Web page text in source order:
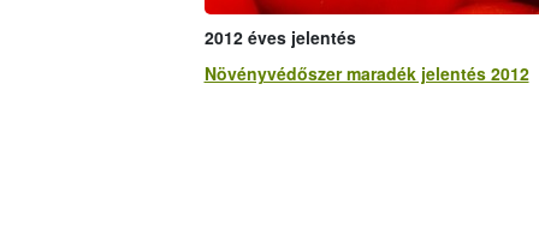
2012 éves jelentés
Növényvédőszer maradék jelentés 2012